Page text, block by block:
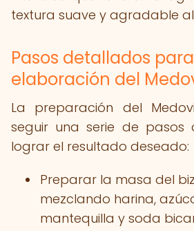
textura suave y agradable
Pasos detallados
elaboración del
La preparación del
seguir una serie de pasos
lograr el resultado deseado:
Preparar la masa del
mezclando harina,
mantequilla y soda